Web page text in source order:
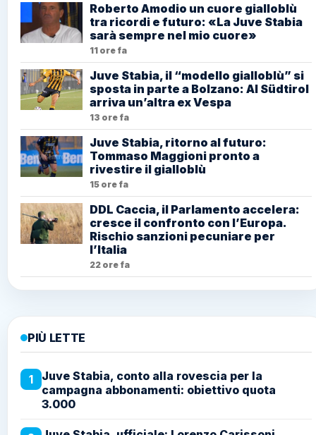
Roberto Amodio un cuore gialloblù
tra ricordi e futuro: «La Juve Stabia
sarà sempre nel mio cuore»
11 ore fa
Juve Stabia, il “modello gialloblù” si
sposta in parte a Bolzano: Al Südtirol
arriva un’altra ex Vespa
13 ore fa
Juve Stabia, ritorno al futuro:
Tommaso Maggioni pronto a
rivestire il gialloblù
15 ore fa
DDL Caccia, il Parlamento accelera:
cresce il confronto con l’Europa.
Rischio sanzioni pecuniare per
l’Italia
22 ore fa
PIÙ LETTE
1
Juve Stabia, conto alla rovescia per la
campagna abbonamenti: obiettivo quota
3.000